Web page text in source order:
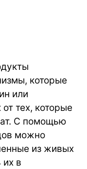
которые
или
тех, которые
С помощью
можно
из живых
в